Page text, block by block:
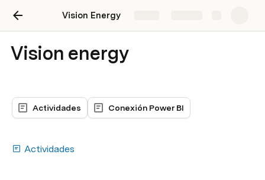
Vision Energy
Vision energy
Actividades Conexión Power BI
Actividades